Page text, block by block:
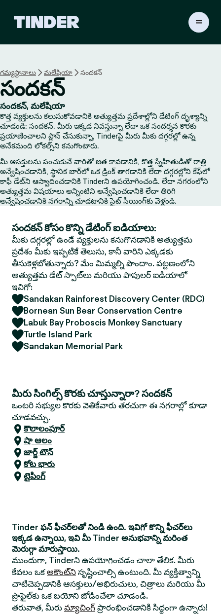
r
గమ్యస్థానాలు మలేషియా సందకన్
సందకన్
సందకన్, మలేషియా
కొత్త వ్యక్తులను కలుసుకోవడానికి అత్యుత్తమ ప్రదేశాల్లోని డేటింగ్ దృశ్యాన్ని
చూడండి: సందకన్. మీరు ఇక్కడ నివస్తున్నా లేదా ఒక సందర్శన కొరకు
ప్రయాణించాలని ప్లాన్ చేసుకున్నా, Tinderపై మీరు మీకు దగ్గరల్లో ఉన్న
అనేకమంది లోకల్స్‌ని కనుగొంటారు.
మీ ఆసక్తులను పంచుకునే వారితో జత కావడానికి, కొత్త స్నేహితుడితో రాత్రి
అన్వేషించడానికి, స్థానిక బార్‌లో ఒక డ్రింక్ తాగడానికి లేదా దగ్గరల్లోని కేఫ్‌లో
కాఫీ డేట్‌ని ఆస్వాదించడానికి Tinderని ఉపయోగించండి. లేదా నగరంలోని
అత్యుత్తమ విషయాలు అన్నింటిని అన్వేషించడానికి లేదా తిరిగి
అన్వేషించడానికి నగరాన్ని చూడటానికి సైట్ సీయింగ్‌కు వెళ్లండి.
సందకన్ కోసం కొన్ని డేటింగ్ ఐడియాలు:
మీకు దగ్గరల్లో ఉండే వ్యక్తులను కనుగొనడానికి అత్యుత్తమ
ప్రదేశం మీకు ఇప్పటికే తెలుసు, కానీ వారిని ఎక్కడకు
తీసుకెళ్లబోతున్నారు? మేం మిమ్మల్ని పొందాం. పట్టణంలోని
అత్యుత్తమ డేట్ స్పాట్‌లు మరియు పాపులర్ ఐడియాలో
ఇవిగో:
Sandakan Rainforest Discovery Center (RDC)
Bornean Sun Bear Conservation Centre
Labuk Bay Proboscis Monkey Sanctuary
Turtle Island Park
Sandakan Memorial Park
మీరు సింగిల్స్ కొరకు చూస్తున్నారా? సందకన్
ఒంటరి సభ్యుల కొరకు వెతికేవారు తరచుగా ఈ నగరాల్లో కూడా
చూడవచ్చు.
కౌలాలంపూర్
షా ఆలం
జార్జ్ టౌన్
కోట భారు
టైపింగ్
Tinder ఫన్ ఫీచర్‌లతో నిండి ఉంది. ఇవిగో కొన్ని ఫీచర్‌లు
ఇక్కడ ఉన్నాయి, ఇవి మీ Tinder అనుభవాన్ని మరింత
మెరుగ్గా మారుస్తాయి.
ముందుగా, Tinderని ఉపయోగించడం చాలా తేలిక. మీరు
కేవలం ఒకఅకౌంట్‌ని సృష్టించాల్సి ఉంటుంది. మీ వ్యక్తిత్వాన్ని
చాటిచెప్పడానికి ఆసక్తులు/అభిరుచులు, చిత్రాలు మరియు మీ
ప్రొఫైల్‌కు ఒక బయోని జోడించేలా చూడండి.
తరువాత, మీరు మ్యాచింగ్ ప్రారంభించడానికి సిద్ధంగా ఉన్నారు!